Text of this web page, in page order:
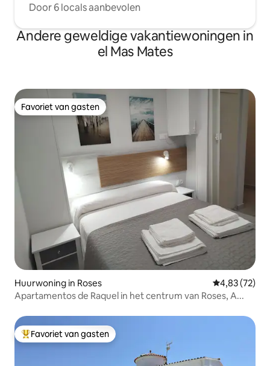
Door 6 locals aanbevolen
Andere geweldige vakantiewoningen in
el Mas Mates
Favoriet van gasten
Favoriet van gasten
Huurwoning in Roses Gemiddelde
4,83 (72)
Apartamentos de Raquel in het centrum van Roses, A...
Topfavoriet van gasten
Favoriet van gasten